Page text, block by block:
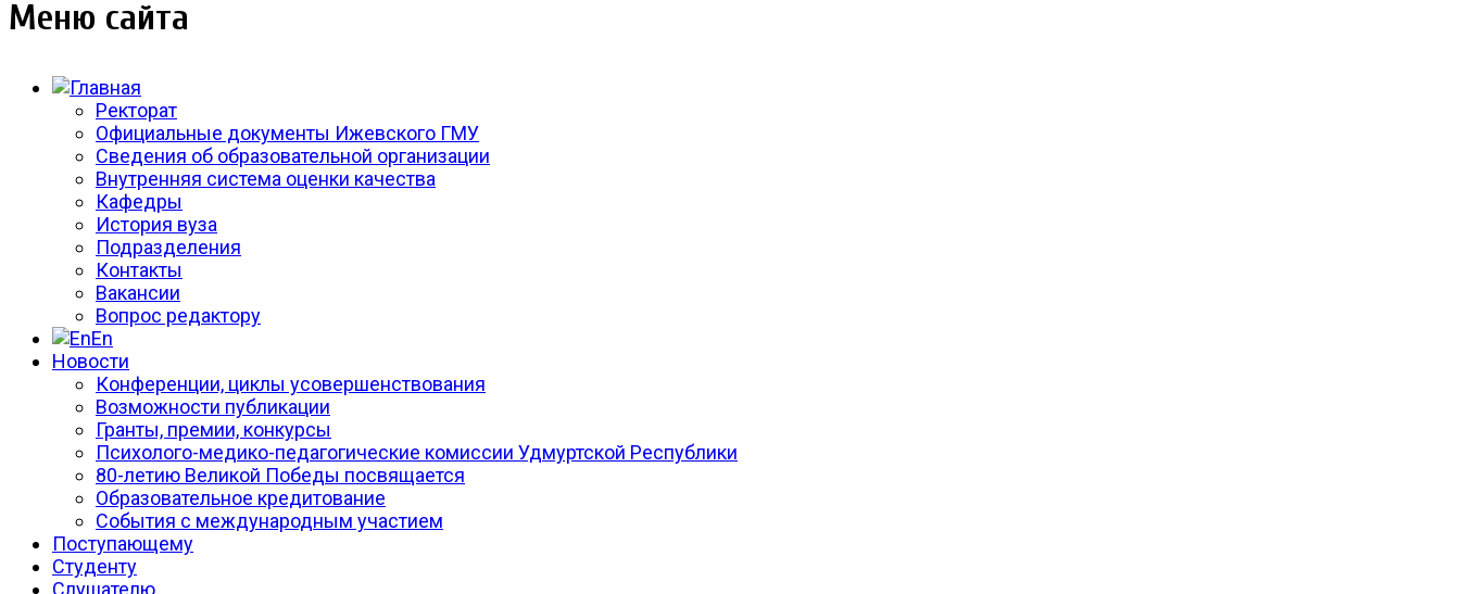
Меню сайта
Ректорат
Официальные документы Ижевского ГМУ
Сведения об образовательной организации
Внутренняя система оценки качества
Кафедры
История вуза
Подразделения
Контакты
Вакансии
Вопрос редактору
En
Новости
Конференции, циклы усовершенствования
Возможности публикации
Гранты, премии, конкурсы
Психолого-медико-педагогические комиссии Удмуртской Республики
80-летию Великой Победы посвящается
Образовательное кредитование
События с международным участием
Поступающему
Студенту
Слушателю